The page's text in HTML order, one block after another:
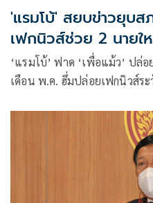
'แรมโบ้' สยบข่าวยุบ
เฟกนิวส์ช่วย 2 นาย
‘แรมโบ้’ ฟาด ‘เพื่อแม้ว’ ปล่
เดือน พ.ค. ฮึ่มปล่อยเฟกนิวส์ร